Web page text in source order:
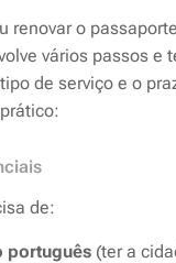
renovar o
vários passos e
de serviço e o
de:
português (ter a